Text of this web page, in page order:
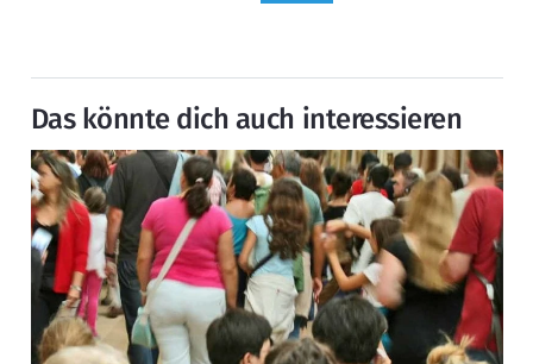
Das könnte dich auch interessieren